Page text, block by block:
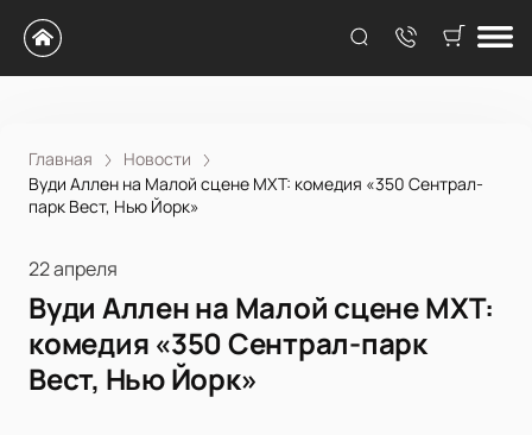
Главная
Новости
Вуди Аллен на Малой сцене МХТ: комедия «350 Сентрал-
парк Вест, Нью Йорк»
22 апреля
Вуди Аллен на Малой сцене МХТ:
комедия «350 Сентрал-парк
Вест, Нью Йорк»